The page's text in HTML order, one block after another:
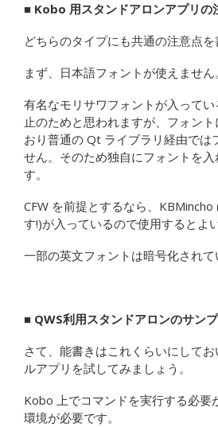
■ Kobo 用スタンドアロンアプリの
どちらのタイプにも共通の注意点を
まず、日本語フォントが使えません。
有名なモリサワフォントが入って
止のためと思われますが、フォン
おり普通の Qt ライブラリ経由では
せん。そのため独自にフォントを入
す。
CFW を前提とするなら、KBMincho
す!)が入っているので使用するとよ
一部の英文フォントは暗号化されて
■ QWS利用スタンドアロンのサン
さて、能書きはこれくらいにして
ルアプリを試してみましょう。
Kobo 上でコマンドを実行する必
環境が必要です。